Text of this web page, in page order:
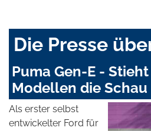
Die Presse
Puma Gen-E -
Modellen die Schau
Als erster selbst
entwickelter Ford für